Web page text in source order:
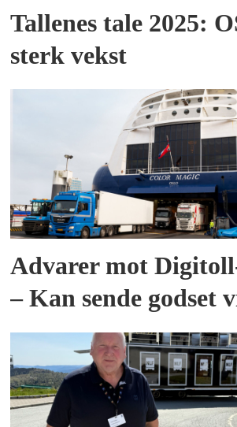
Tallenes tale 2025:
sterk vekst
Advarer mot
– Kan sende godset